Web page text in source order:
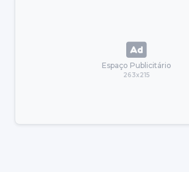
Espaço Publicitário
263x215